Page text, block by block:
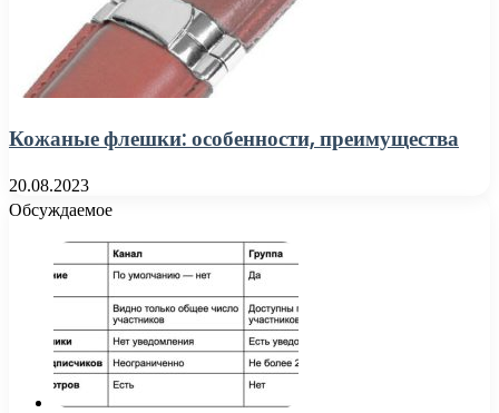
Кожаные флешки: особенности, преимущества
20.08.2023
Обсуждаемое